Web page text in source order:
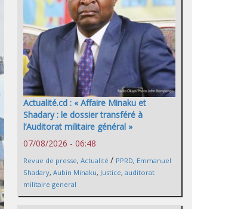
Actualité.cd : « Affaire Minaku et
Shadary : le dossier transféré à
l’Auditorat militaire général »
07/08/2026 - 06:48
Revue de presse, Actualité / PPRD, Emmanuel
Shadary, Aubin Minaku, Justice, auditorat
militaire general